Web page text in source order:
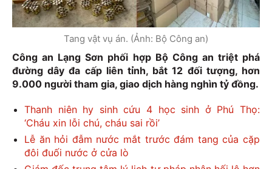
Tang vật vụ án. (Ảnh: Bộ Công an)
Công an Lạng Sơn phối hợp Bộ Công an triệt phá
đường dây đa cấp liên tỉnh, bắt 12 đối tượng, hơn
9.000 người tham gia, giao dịch hàng nghìn tỷ đồng.
Thanh niên hy sinh cứu 4 học sinh ở Phú Thọ:
‘Cháu xin lỗi chú, cháu sai rồi’
Lễ ăn hỏi đẫm nước mắt trước đám tang của cặp
đôi đuối nước ở cửa lò